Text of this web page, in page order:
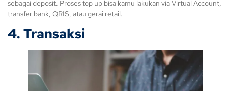
sebagai deposit. Proses top up bisa kamu lakukan via Virtual Account,
transfer bank, QRIS, atau gerai retail.
4. Transaksi